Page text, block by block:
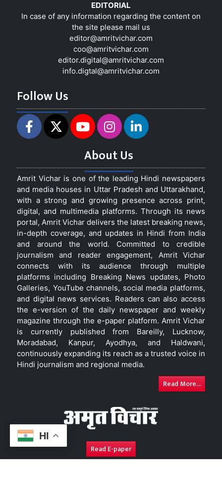
HI
EDITORIAL
In case of any information regarding the content on
the site please mail us
editor@amritvichar.com
coo@amritvichar.com
editor.digital@amritvichar.com
info.digtal@amritvichar.com
Follow Us
About Us
Amrit Vichar is one of the leading Hindi newspapers
and media houses in Uttar Pradesh and Uttarakhand,
with a strong and growing presence across print,
digital, and multimedia platforms. Through its news
portal, Amrit Vichar delivers the latest breaking news,
in-depth coverage, and updates in Hindi from India
and around the world. Committed to credible
journalism and reader engagement, Amrit Vichar
connects with its audience through multiple
platforms including Breaking News updates, Photo
Galleries, YouTube channels, social media platforms,
and digital news services. Readers can also access
the e-version of the daily newspaper and weekly
magazine through the e-paper platform. Amrit Vichar
is currently published from Bareilly, Lucknow,
Moradabad, Kanpur, Ayodhya, and Haldwani,
continuously expanding its reach as a trusted voice in
Hindi journalism and regional media.
Read More...
Read E-paper